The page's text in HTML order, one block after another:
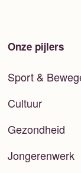
Onze pijlers
Sport &
Cultuur
Gezondheid
Jongerenwerk